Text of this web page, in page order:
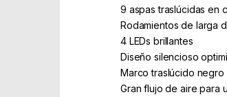
9 aspas traslúcidas en
Rodamientos de larga
4 LEDs brillantes
Diseño silencioso
Marco traslúcido negro
Gran flujo de aire para